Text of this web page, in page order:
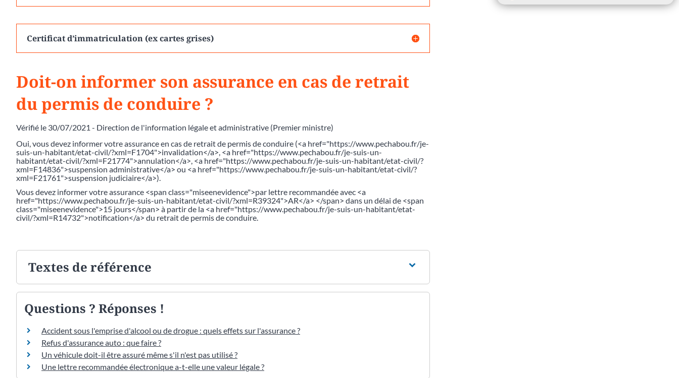
Certificat d’immatriculation (ex cartes grises)
Doit-on informer son assurance en cas de retrait
du permis de conduire ?
Vérifié le 30/07/2021 - Direction de l'information légale et administrative (Premier ministre)
Oui, vous devez informer votre assurance en cas de retrait de permis de conduire (<a href="https://www.pechabou.fr/je-
suis-un-habitant/etat-civil/?xml=F1704">invalidation</a>, <a href="https://www.pechabou.fr/je-suis-un-
habitant/etat-civil/?xml=F21774">annulation</a>, <a href="https://www.pechabou.fr/je-suis-un-habitant/etat-civil/?
xml=F14836">suspension administrative</a> ou <a href="https://www.pechabou.fr/je-suis-un-habitant/etat-civil/?
xml=F21761">suspension judiciaire</a>).
Vous devez informer votre assurance <span class="miseenevidence">par lettre recommandée avec <a
href="https://www.pechabou.fr/je-suis-un-habitant/etat-civil/?xml=R39324">AR</a> </span> dans un délai de <span
class="miseenevidence">15 jours</span> à partir de la <a href="https://www.pechabou.fr/je-suis-un-habitant/etat-
civil/?xml=R14732">notification</a> du retrait de permis de conduire.
Textes de référence
Questions ? Réponses !
Accident sous l'emprise d'alcool ou de drogue : quels effets sur l'assurance ?
Refus d'assurance auto : que faire ?
Un véhicule doit-il être assuré même s'il n'est pas utilisé ?
Une lettre recommandée électronique a-t-elle une valeur légale ?